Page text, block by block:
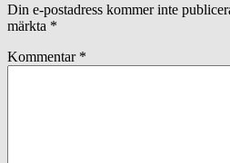
Din e-postadress kommer inte
märkta *
Kommentar *